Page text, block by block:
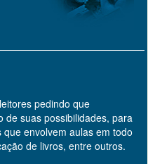
pedindo que
de suas possibilidades, para
envolvem aulas em todo
de livros, entre outros.